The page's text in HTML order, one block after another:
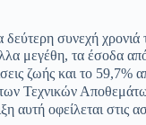
συνεχή
μεγέθη, τα έσοδα
ζωής και το
Τεχνικών
οφείλεται στις